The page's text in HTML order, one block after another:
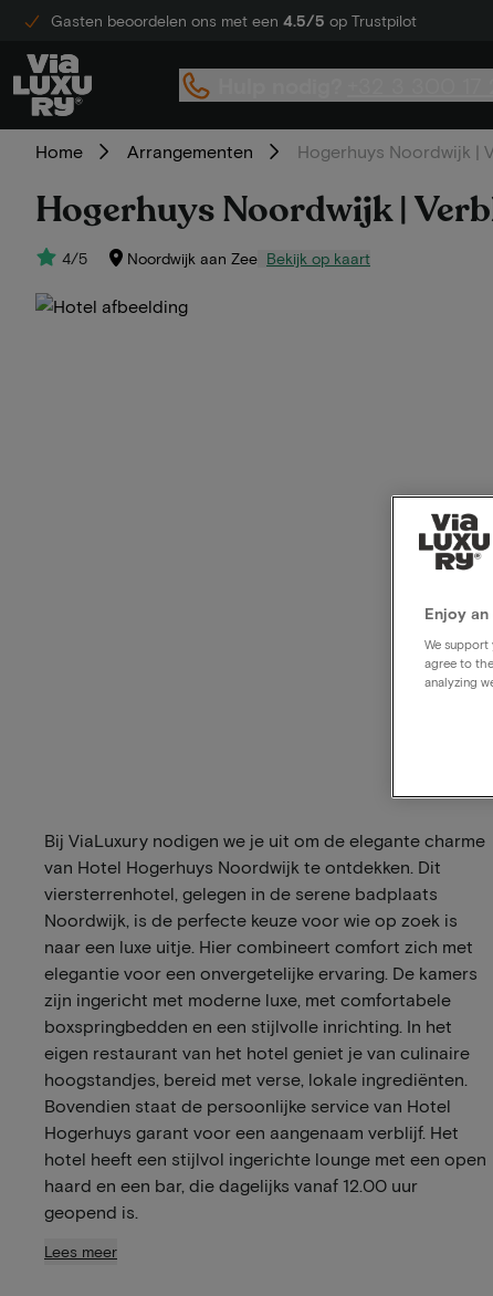
Gasten beoordelen ons met een 4.5/5 op Trustpilot
Home Arrangementen Hogerhuys Noordwijk |
Hogerhuys Noordwijk |
4/5 Noordwijk aan Zee Bekijk op kaart
Bij ViaLuxury nodigen we je uit om de elegante charme
van Hotel Hogerhuys Noordwijk te ontdekken. Dit
viersterrenhotel, gelegen in de serene badplaats
Noordwijk, is de perfecte keuze voor wie op zoek is
naar een luxe uitje. Hier combineert comfort zich met
elegantie voor een onvergetelijke ervaring. De kamers
zijn ingericht met moderne luxe, met comfortabele
boxspringbedden en een stijlvolle inrichting. In het
eigen restaurant van het hotel geniet je van culinaire
hoogstandjes, bereid met verse, lokale ingrediënten.
Bovendien staat de persoonlijke service van Hotel
Hogerhuys garant voor een aangenaam verblijf. Het
hotel heeft een stijlvol ingerichte lounge met een open
haard en een bar, die dagelijks vanaf 12.00 uur
geopend is.
Lees meer
Enjoy
We support
agree to
analyzing